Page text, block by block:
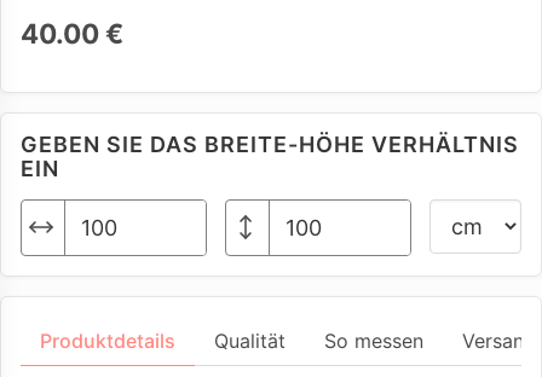
40.00 €
GEBEN SIE DAS BREITE-HÖHE VERHÄLTNIS
EIN
Produktdetails Qualität So messen